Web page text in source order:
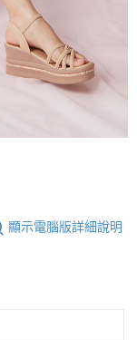
顯示電腦版詳細說明